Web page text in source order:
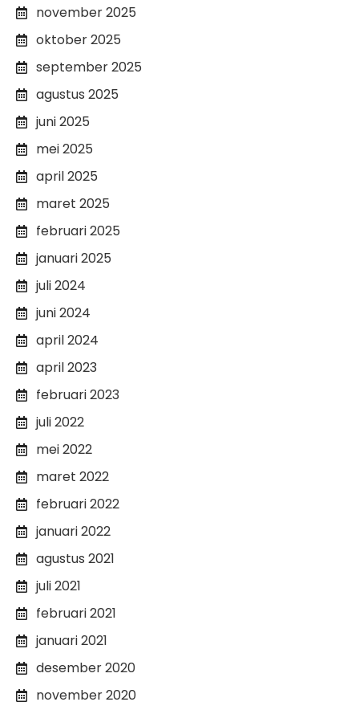
november 2025
oktober 2025
september 2025
agustus 2025
juni 2025
mei 2025
april 2025
maret 2025
februari 2025
januari 2025
juli 2024
juni 2024
april 2024
april 2023
februari 2023
juli 2022
mei 2022
maret 2022
februari 2022
januari 2022
agustus 2021
juli 2021
februari 2021
januari 2021
desember 2020
november 2020